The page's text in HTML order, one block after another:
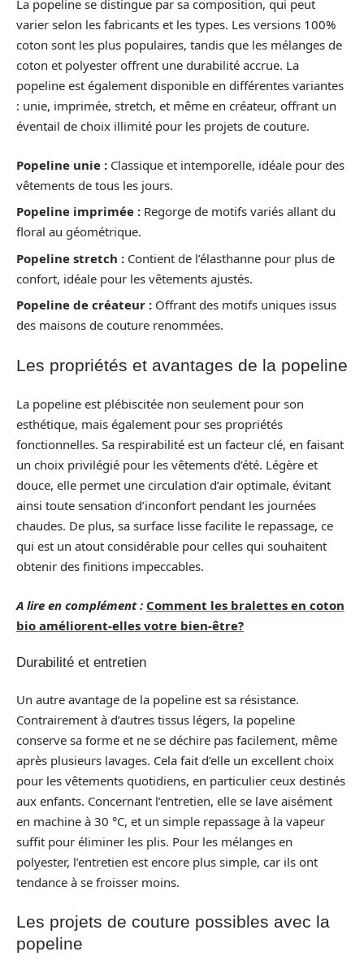
La popeline se distingue par sa composition, qui peut
varier selon les fabricants et les types. Les versions 100%
coton sont les plus populaires, tandis que les mélanges de
coton et polyester offrent une durabilité accrue. La
popeline est également disponible en différentes variantes
: unie, imprimée, stretch, et même en créateur, offrant un
éventail de choix illimité pour les projets de couture.
Popeline unie : Classique et intemporelle, idéale pour des
vêtements de tous les jours.
Popeline imprimée : Regorge de motifs variés allant du
floral au géométrique.
Popeline stretch : Contient de l’élasthanne pour plus de
confort, idéale pour les vêtements ajustés.
Popeline de créateur : Offrant des motifs uniques issus
des maisons de couture renommées.
Les propriétés et avantages de la popeline
La popeline est plébiscitée non seulement pour son
esthétique, mais également pour ses propriétés
fonctionnelles. Sa respirabilité est un facteur clé, en faisant
un choix privilégié pour les vêtements d’été. Légère et
douce, elle permet une circulation d’air optimale, évitant
ainsi toute sensation d’inconfort pendant les journées
chaudes. De plus, sa surface lisse facilite le repassage, ce
qui est un atout considérable pour celles qui souhaitent
obtenir des finitions impeccables.
A lire en complément : Comment les bralettes en coton
bio améliorent-elles votre bien-être?
Durabilité et entretien
Un autre avantage de la popeline est sa résistance.
Contrairement à d’autres tissus légers, la popeline
conserve sa forme et ne se déchire pas facilement, même
après plusieurs lavages. Cela fait d’elle un excellent choix
pour les vêtements quotidiens, en particulier ceux destinés
aux enfants. Concernant l’entretien, elle se lave aisément
en machine à 30 °C, et un simple repassage à la vapeur
suffit pour éliminer les plis. Pour les mélanges en
polyester, l’entretien est encore plus simple, car ils ont
tendance à se froisser moins.
Les projets de couture possibles avec la
popeline